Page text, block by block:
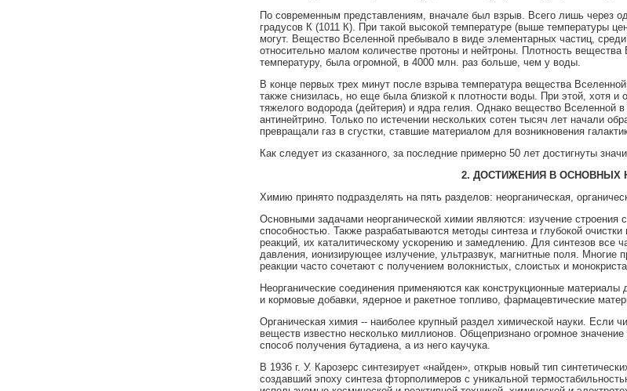
По современным представлениям, вначале был взрыв. Всего лишь через
градусов К (1011 К). При такой высокой температуре (выше температуры
могут. Вещество Вселенной пребывало в виде элементарных частиц,
относительно малом количестве протоны и нейтроны. Плотность
температуру, была огромной, в 4000 млн. раз больше, чем у воды.
В конце первых трех минут после взрыва температура вещества
также снизилась, но еще была близкой к плотности воды. При этой, хотя
тяжелого водорода (дейтерия) и ядра гелия. Однако вещество Вселенной
антинейтрино. Только по истечении нескольких сотен тысяч лет начали
превращали газ в сгустки, ставшие материалом для возникновения
Как следует из сказанного, за последние примерно 50 лет достигнуты
2. ДОСТИЖЕНИЯ В ОСНОВНЫХ
Химию принято подразделять на пять разделов: неорганическая,
Основными задачами неорганической химии являются: изучение строения
способностью. Также разрабатываются методы синтеза и глубокой
реакций, их каталитическому ускорению и замедлению. Для синтезов
давления, ионизирующее излучение, ультразвук, магнитные поля. Многие
реакции часто сочетают с получением волокнистых, слоистых и
Неорганические соединения применяются как конструкционные
и кормовые добавки, ядерное и ракетное топливо, фармацевтические
Органическая химия -- наиболее крупный раздел химической науки. Если
веществ известно несколько миллионов. Общепризнано огромное
способ получения бутадиена, а из него каучука.
В 1936 г. У. Карозерс синтезирует «найден», открыв новый тип
создавший эпоху синтеза фторполимеров с уникальной